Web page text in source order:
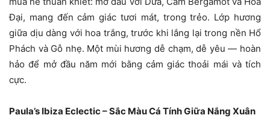
Đại, mang đến cảm giác tươi mát, trong trẻo. Lớp hương
giữa dịu dàng với hoa trắng, trước khi lắng lại trong nền Hổ
Phách và Gỗ nhẹ. Một mùi hương dễ chạm, dễ yêu — hoàn
hảo để mở đầu năm mới bằng cảm giác thoải mái và tích
cực.
Paula’s Ibiza Eclectic – Sắc Màu Cá Tính Giữa Nắng Xuân